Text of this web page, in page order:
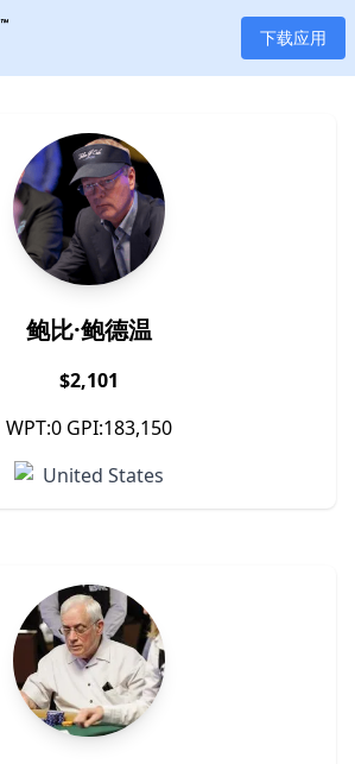
下载应用
新闻
文章
扑克
应用
分类
鲍比·鲍德温
$2,101
WPT:0 GPI:183,150
United States